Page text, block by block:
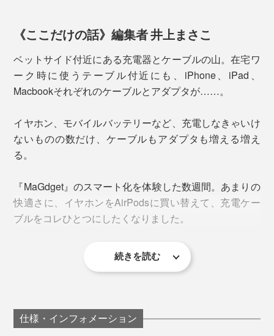
AirPodsは、「マジェットチャージ」の平らな面を上向
きにして中心部に設置することで、最大3Wの充電が可
能に。
この時、MagSafe対応のAirPodsケース
す。
マグネットの中で最も強力とされるネオジム磁石を使用
しています。
「ネオジム磁石」とは、レアアースの一種であるネオジ
鉄の酸化物を主な原料とする「フェライト磁石」と比較
すると、その強さは約10倍！だから、 iPhone 14
るのです。
長く使うことで緩みやすくなるリングも、2万回以上の
開閉テストを行い、ヒンジ（付け根、接合部)を頑丈に
横置きも、縦置きもスムーズで、安定感があります。
《ここだけの話》編集者 井上まさこ
ベットサイド付近にある充電器とケーブルの山。在宅ワ
ーク時に使うテーブル付近にも、iPhone、iPad、
Macbookそれぞれのケーブルとアダプタが……。
イヤホン、モバイルバッテリーなど、充電しなきゃいけ
ないものの数だけ、ケーブルもアダプタも増える増え
る。
『MaGdget』のスマート化を体験した数週間。あまりの
快適さに、イヤホンをAirPodsに買い替えて、充電ケー
ブルをコレひとつにしたくなりました。
続きを読む
仕様・インフォメーション